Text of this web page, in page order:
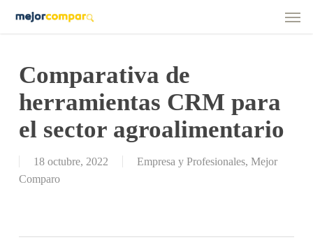
Menu
Comparativa de
herramientas CRM para
el sector agroalimentario
18 octubre, 2022 Empresa y Profesionales, Mejor
Comparo